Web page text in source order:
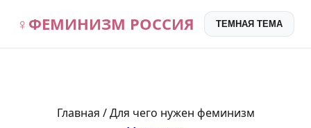
♀ ФЕМИНИЗМ РОССИЯ ТЕМНАЯ ТЕМА
Главная / Для чего нужен феминизм